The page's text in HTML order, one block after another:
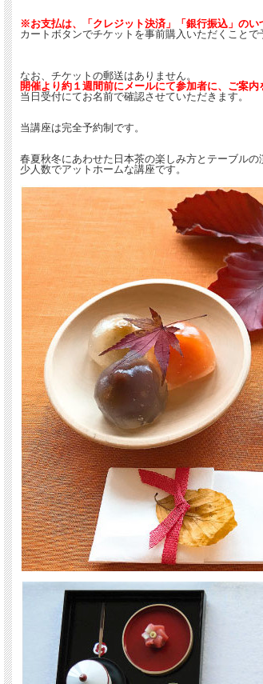
※お支払は、「クレジット決済」「銀行振込」のい
カートボタンでチケットを事前購入いただくこと
なお、チケットの郵送はありません。
開催より約１週間前にメールにて参加者に、ご案内
当日受付にてお名前で確認させていただきます。
当講座は完全予約制です。
春夏秋冬にあわせた日本茶の楽しみ方とテーブルの
少人数でアットホームな講座です。